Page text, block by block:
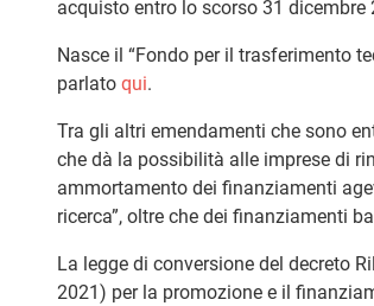
acquisto entro lo scorso 31 dicembre
Nasce il “Fondo per il trasferimento
parlato qui.
Tra gli altri emendamenti che sono
che dà la possibilità alle imprese di
ammortamento dei finanziamenti
ricerca”, oltre che dei finanziamenti
La legge di conversione del decreto
2021) per la promozione e il